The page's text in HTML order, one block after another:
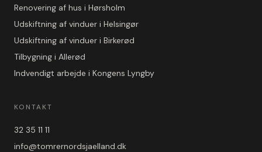
Renovering af hus i Hørsholm
Udskiftning af vinduer i Helsingør
Udskiftning af vinduer i Birkerød
Tilbygning i Allerød
Indvendigt arbejde i Kongens Lyngby
KONTAKT
32 35 11 11
info@tomrernordsjaelland.dk